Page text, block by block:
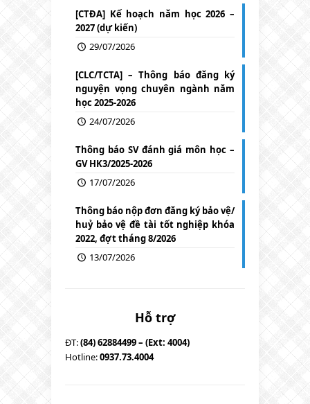
[CTĐA] Kế hoạch năm học 2026 –
2027 (dự kiến)
29/07/2026
[CLC/TCTA] – Thông báo đăng ký
nguyện vọng chuyên ngành năm
học 2025-2026
24/07/2026
Thông báo SV đánh giá môn học –
GV HK3/2025-2026
17/07/2026
Thông báo nộp đơn đăng ký bảo vệ/
huỷ bảo vệ đề tài tốt nghiệp khóa
2022, đợt tháng 8/2026
13/07/2026
Hỗ trợ
ĐT:(84) 62884499 – (Ext: 4004)
Hotline:0937.73.4004